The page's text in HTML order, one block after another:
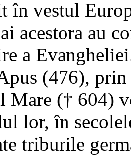
în vestul
acestora au
a
(476),
Mare († 604)
lor, în
triburile